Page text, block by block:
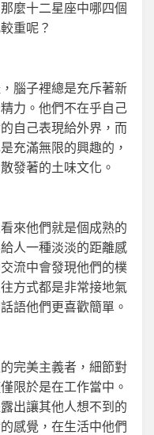
麼十二星座中哪四個
重呢？
腦子裡總是充斥著新
力。他們不在乎自己
自己表現給外界，而
充滿無限的興趣的，
發著的土味文化。
來他們就是個成熟的
人一種淡淡的距離感
流中會發現他們的樸
方式都是非常接地氣
語他們更喜歡簡單。
完美主義者，細節對
限於是在工作當中。
出讓其他人想不到的
感覺，在生活中他們